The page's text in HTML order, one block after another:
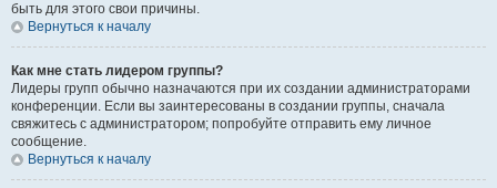
быть для этого свои причины.
Вернуться к началу
Как мне стать лидером группы?
Лидеры групп обычно назначаются при их создании администраторами
конференции. Если вы заинтересованы в создании группы, сначала
свяжитесь с администратором; попробуйте отправить ему личное
сообщение.
Вернуться к началу